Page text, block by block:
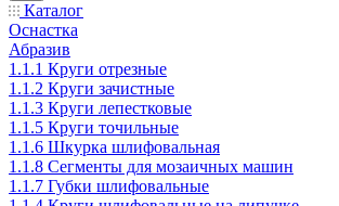
Каталог
Оснастка
Абразив
1.1.1 Круги отрезные
1.1.2 Круги зачистные
1.1.3 Круги лепестковые
1.1.5 Круги точильные
1.1.6 Шкурка шлифовальная
1.1.8 Сегменты для мозаичных машин
1.1.7 Губки шлифовальные